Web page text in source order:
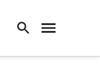
Открыть поиск